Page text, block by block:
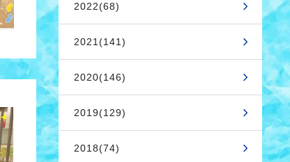
2022(68)
2021(141)
2020(146)
2019(129)
2018(74)